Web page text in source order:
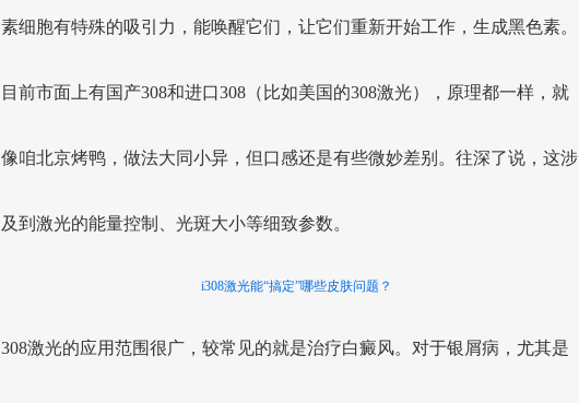
素细胞有特殊的吸引力，能唤醒它们，让它们重新开始工作，生成黑色素。
目前市面上有国产308和进口308（比如美国的308激光），原理都一样，就
像咱北京烤鸭，做法大同小异，但口感还是有些微妙差别。往深了说，这涉
及到激光的能量控制、光斑大小等细致参数。
i308激光能“搞定”哪些皮肤问题？
308激光的应用范围很广，较常见的就是治疗白癜风。对于银屑病，尤其是